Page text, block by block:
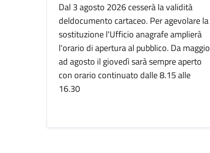
Dal 3 agosto 2026 cesserà la validità
deldocumento cartaceo. Per agevolare la
sostituzione l'Ufficio anagrafe amplierà
l'orario di apertura al pubblico. Da maggio
ad agosto il giovedì sarà sempre aperto
con orario continuato dalle 8.15 alle
16.30